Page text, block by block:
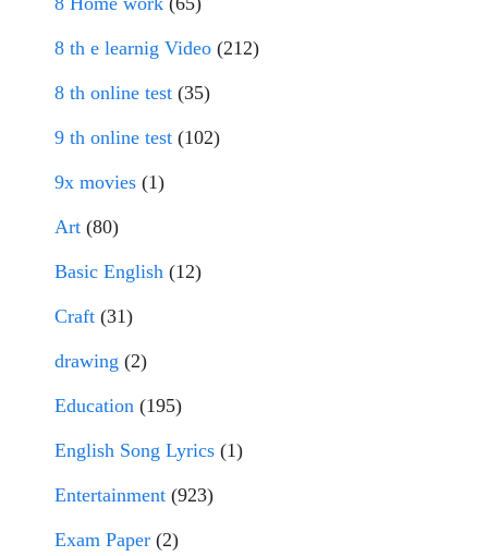
8 th e learnig Video (212)
8 th online test (35)
9 th online test (102)
9x movies (1)
Art (80)
Basic English (12)
Craft (31)
drawing (2)
Education (195)
English Song Lyrics (1)
Entertainment (923)
Exam Paper (2)